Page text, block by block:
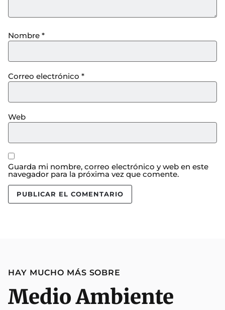
Nombre *
Correo electrónico *
Web
Guarda mi nombre, correo electrónico y web en este
navegador para la próxima vez que comente.
HAY MUCHO MÁS SOBRE
Medio Ambiente